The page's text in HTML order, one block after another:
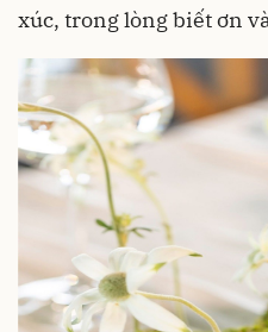
xúc, trong lòng biết ơn